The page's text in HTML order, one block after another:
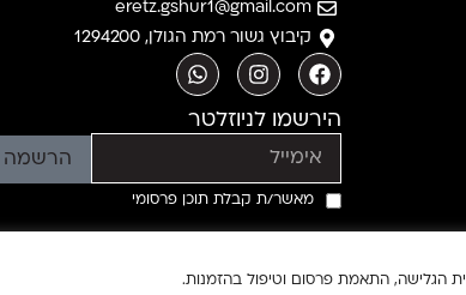
eretz.gshur1@gmail.com
קיבוץ גשור רמת הגולן, 1294200
הירשמו לניוזלטר
מאשר/ת קבלת תוכן פרסומי
הרשמה